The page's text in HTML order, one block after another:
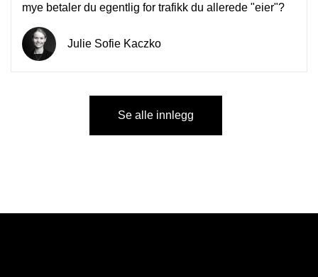
mye betaler du egentlig for trafikk du allerede "eier"?
Julie Sofie Kaczko
Se alle innlegg